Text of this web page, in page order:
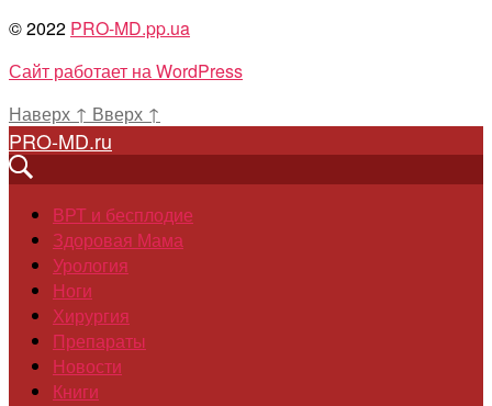
© 2022 PRO-MD.pp.ua
Сайт работает на WordPress
Наверх ↑ Вверх ↑
PRO-MD.ru
ВРТ и бесплодие
Здоровая Мама
Урология
Ноги
Хирургия
Препараты
Новости
Книги